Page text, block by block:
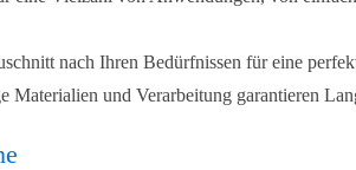
nach Ihren Bedürfnissen für eine
Materialien und Verarbeitung garantieren